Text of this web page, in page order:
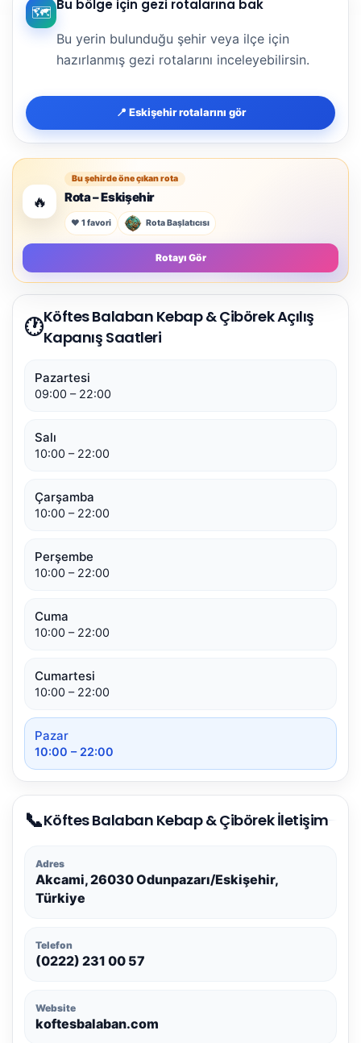
🗺️ Bu bölge için gezi rotalarına bak
Bu yerin bulunduğu şehir veya ilçe için
hazırlanmış gezi rotalarını inceleyebilirsin.
📍 Eskişehir rotalarını gör
🔥
Bu şehirde öne çıkan rota
Rota – Eskişehir
❤️ 1 favori Rota Başlatıcısı
Rotayı Gör
🕐Köftes Balaban Kebap & Çibörek Açılış
Kapanış Saatleri
Pazartesi
09:00 – 22:00
Salı
10:00 – 22:00
Çarşamba
10:00 – 22:00
Perşembe
10:00 – 22:00
Cuma
10:00 – 22:00
Cumartesi
10:00 – 22:00
Pazar
10:00 – 22:00
📞Köftes Balaban Kebap & Çibörek İletişim
Adres
Akcami, 26030 Odunpazarı/Eskişehir,
Türkiye
Telefon
(0222) 231 00 57
Website
koftesbalaban.com